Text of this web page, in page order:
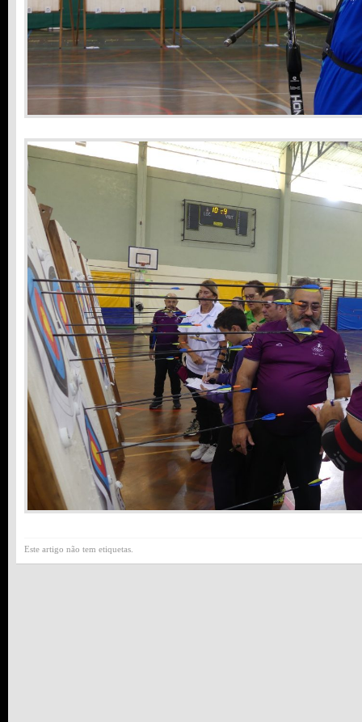
Este artigo não tem etiquetas.